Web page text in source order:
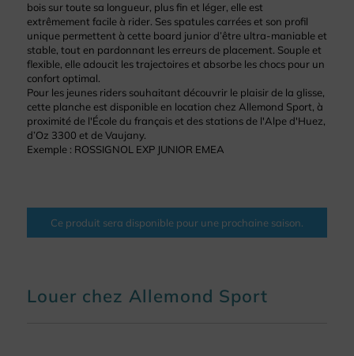
bois sur toute sa longueur, plus fin et léger, elle est
extrêmement facile à rider. Ses spatules carrées et son profil
unique permettent à cette board junior d’être ultra-maniable et
stable, tout en pardonnant les erreurs de placement. Souple et
flexible, elle adoucit les trajectoires et absorbe les chocs pour un
confort optimal.
Pour les jeunes riders souhaitant découvrir le plaisir de la glisse,
cette planche est disponible en location chez Allemond Sport, à
proximité de l'École du français et des stations de l'Alpe d'Huez,
d’Oz 3300 et de Vaujany.
Exemple : ROSSIGNOL EXP JUNIOR EMEA
Ce produit sera disponible pour une prochaine saison.
Louer chez Allemond Sport